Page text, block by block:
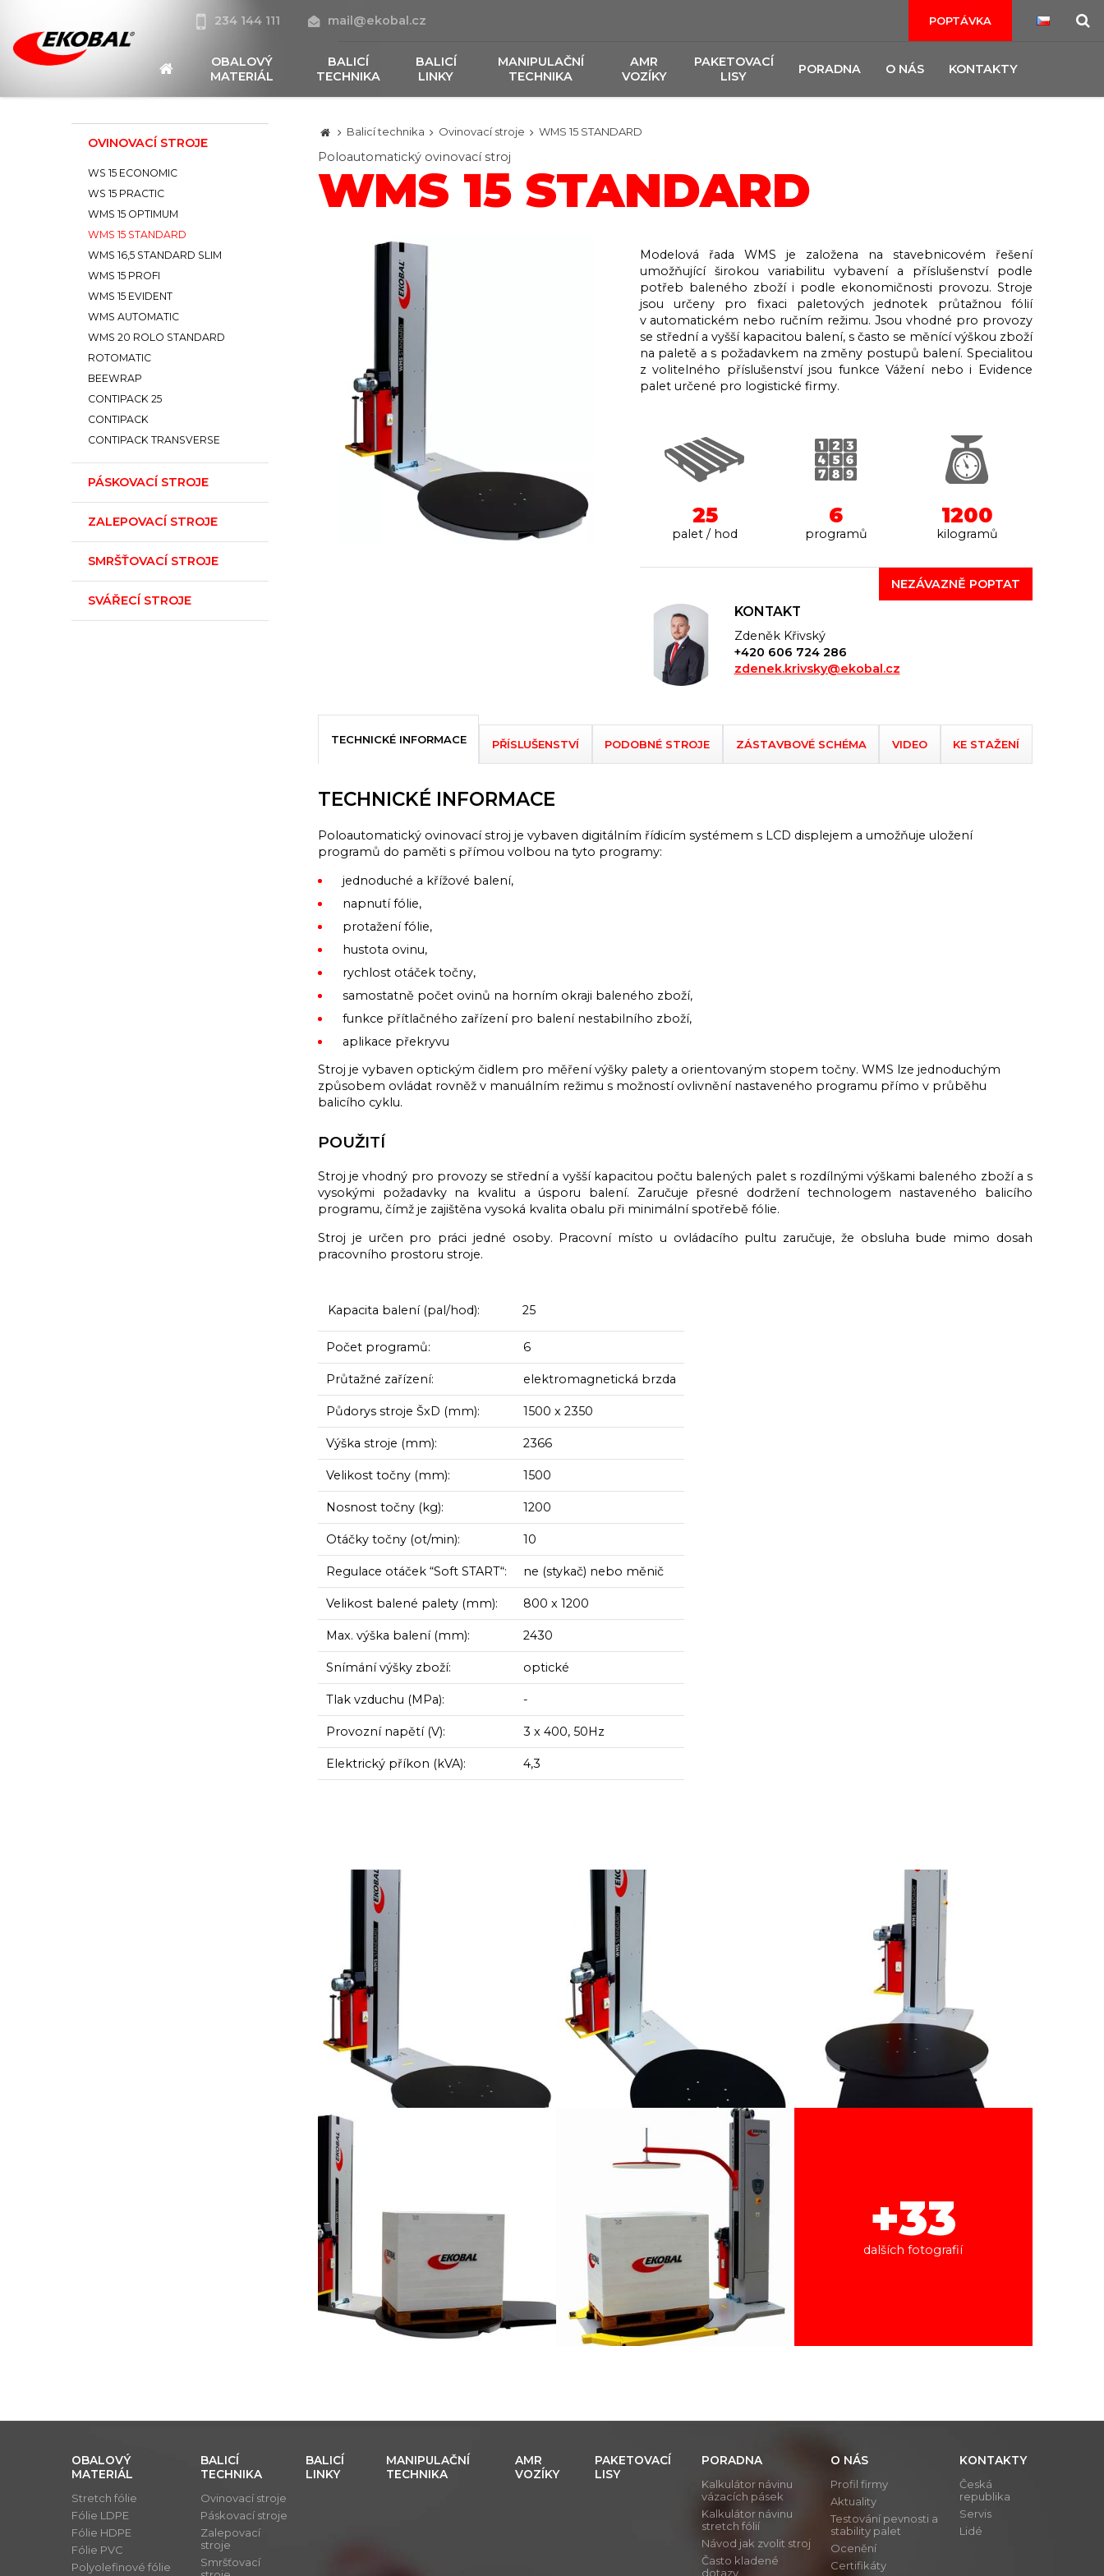
234 144 111 mail@ekobal.cz POPTÁVKA
OBALOVÝ
MATERIÁL
BALICÍ
TECHNIKA
BALICÍ
LINKY
MANIPULAČNÍ
TECHNIKA
AMR
VOZÍKY
PAKETOVACÍ
LISY
PORADNA O NÁS KONTAKTY
Balicí technika Ovinovací stroje WMS 15 STANDARD
Poloautomatický ovinovací stroj
WMS 15 STANDARD
Modelová řada WMS je založena na stavebnicovém řešení
umožňující širokou variabilitu vybavení a příslušenství podle
potřeb baleného zboží i podle ekonomičnosti provozu. Stroje
jsou určeny pro fixaci paletových jednotek průtažnou fólií
v automatickém nebo ručním režimu. Jsou vhodné pro provozy
se střední a vyšší kapacitou balení, s často se měnící výškou zboží
na paletě a s požadavkem na změny postupů balení. Specialitou
z volitelného příslušenství jsou funkce Vážení nebo i Evidence
palet určené pro logistické firmy.
25
palet / hod
6
programů
1200
kilogramů
NEZÁVAZNĚ POPTAT
KONTAKT
Zdeněk Křivský
+420 606 724 286
zdenek.krivsky@ekobal.cz
TECHNICKÉ INFORMACE PŘÍSLUŠENSTVÍ PODOBNÉ STROJE ZÁSTAVBOVÉ SCHÉMA VIDEO KE STAŽENÍ
TECHNICKÉ INFORMACE
Poloautomatický ovinovací stroj je vybaven digitálním řídicím systémem s LCD displejem a umožňuje uložení
programů do paměti s přímou volbou na tyto programy:
jednoduché a křížové balení,
napnutí fólie,
protažení fólie,
hustota ovinu,
rychlost otáček točny,
samostatně počet ovinů na horním okraji baleného zboží,
funkce přítlačného zařízení pro balení nestabilního zboží,
aplikace překryvu
Stroj je vybaven optickým čidlem pro měření výšky palety a orientovaným stopem točny. WMS lze jednoduchým
způsobem ovládat rovněž v manuálním režimu s možností ovlivnění nastaveného programu přímo v průběhu
balicího cyklu.
POUŽITÍ
Stroj je vhodný pro provozy se střední a vyšší kapacitou počtu balených palet s rozdílnými výškami baleného zboží a s
vysokými požadavky na kvalitu a úsporu balení. Zaručuje přesné dodržení technologem nastaveného balicího
programu, čímž je zajištěna vysoká kvalita obalu při minimální spotřebě fólie.
Stroj je určen pro práci jedné osoby. Pracovní místo u ovládacího pultu zaručuje, že obsluha bude mimo dosah
pracovního prostoru stroje.
Kapacita balení (pal/hod): 25
Počet programů: 6
Průtažné zařízení: elektromagnetická brzda
Půdorys stroje ŠxD (mm): 1500 x 2350
Výška stroje (mm): 2366
Velikost točny (mm): 1500
Nosnost točny (kg): 1200
Otáčky točny (ot/min): 10
Regulace otáček “Soft START“: ne (stykač) nebo měnič
Velikost balené palety (mm): 800 x 1200
Max. výška balení (mm): 2430
Snímání výšky zboží: optické
Tlak vzduchu (MPa): -
Provozní napětí (V): 3 x 400, 50Hz
Elektrický příkon (kVA): 4,3
+33
dalších fotografií
OVINOVACÍ STROJE
WS 15 ECONOMIC
WS 15 PRACTIC
WMS 15 OPTIMUM
WMS 15 STANDARD
WMS 16,5 STANDARD SLIM
WMS 15 PROFI
WMS 15 EVIDENT
WMS AUTOMATIC
WMS 20 ROLO STANDARD
ROTOMATIC
BEEWRAP
CONTIPACK 25
CONTIPACK
CONTIPACK TRANSVERSE
PÁSKOVACÍ STROJE
ZALEPOVACÍ STROJE
SMRŠŤOVACÍ STROJE
SVÁŘECÍ STROJE
OBALOVÝ
MATERIÁL
Stretch fólie
Fólie LDPE
Fólie HDPE
Fólie PVC
Polyolefinové fólie
BALICÍ
TECHNIKA
Ovinovací stroje
Páskovací stroje
Zalepovací
stroje
Smršťovací
BALICÍ
LINKY
MANIPULAČNÍ
TECHNIKA
AMR
VOZÍKY
PAKETOVACÍ
LISY
PORADNA
Kalkulátor návinu
vázacích pásek
Kalkulátor návinu
stretch fólií
Návod jak zvolit stroj
Často kladené
dotazy
O NÁS
Profil firmy
Aktuality
Testování pevnosti a
stability palet
Ocenění
Certifikáty
KONTAKTY
Česká
republika
Servis
Lidé